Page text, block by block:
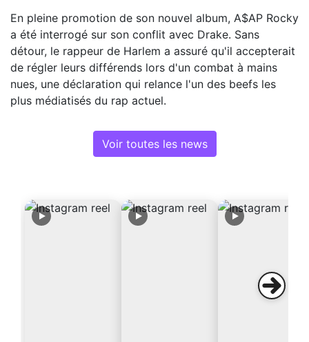
En pleine promotion de son nouvel album, A$AP Rocky
a été interrogé sur son conflit avec Drake. Sans
détour, le rappeur de Harlem a assuré qu'il accepterait
de régler leurs différends lors d'un combat à mains
nues, une déclaration qui relance l'un des beefs les
plus médiatisés du rap actuel.
Voir toutes les news